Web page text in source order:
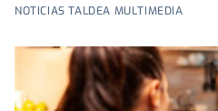
NOTICIAS TALDEA MULTIMEDIA